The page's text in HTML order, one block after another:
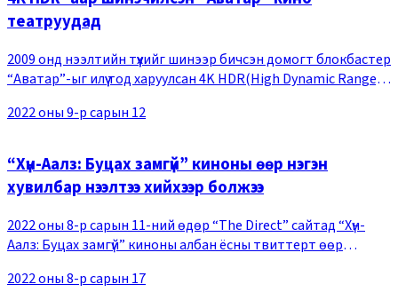
театруудад
2009 онд нээлтийн түүхийг шинээр бичсэн домогт блокбастер
“Аватар”-ыг илүү тод харуулсан 4K HDR(High Dynamic Range)-
агуулж байгаа ажээ. Энэхүү ши
2022 оны 9-р сарын 12
“Хүн-Аалз: Буцах замгүй” киноны өөр нэгэн
хувилбар нээлтээ хийхээр болжээ
2022 оны 8-р сарын 11-ний өдөр “The Direct” сайтад “Хүн-
Аалз: Буцах замгүй” киноны албан ёсны твиттерт өөр
Буцах замгүй” киноны өөр нэгэн хувилба
2022 оны 8-р сарын 17